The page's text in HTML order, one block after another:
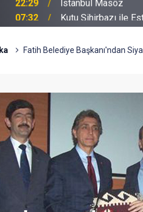
07:32 Kutu Sihirbazı ile
Fatih Belediye Başkanı'ndan